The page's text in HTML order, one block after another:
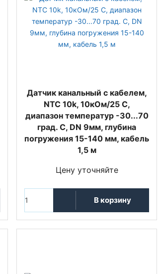
Датчик канальный с кабелем,
NTC 10k, 10кOм/25 С,
диапазон температур -30...70
град. C, DN 9мм, глубина
погружения 15-140 мм, кабель
1,5 м
Цену уточняйте
В корзину